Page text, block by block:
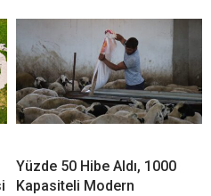
Yüzde 50 Hibe Aldı, 1000
Kapasiteli Modern